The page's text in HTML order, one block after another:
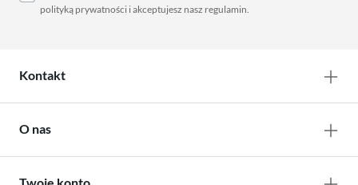
polityką prywatności i akceptujesz nasz regulamin.
Kontakt
O nas